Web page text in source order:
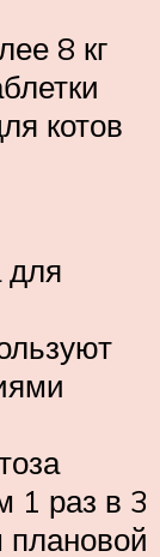
8 кг
котов
1 раз в 3